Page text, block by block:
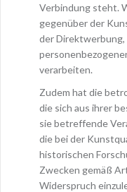
Verbindung steht.
gegenüber der
der
verarbeiten.
Zudem hat die
die sich aus ihrer
sie betreffende
die bei der
historischen
Zwecken gemäß
Widerspruch